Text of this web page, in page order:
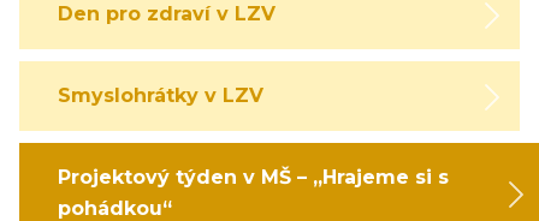
Den pro zdraví v LZV
Smyslohrátky v LZV
Projektový týden v MŠ – „Hrajeme si s
pohádkou“